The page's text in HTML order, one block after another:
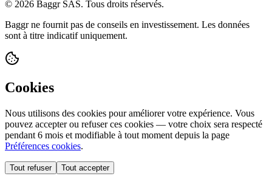
© 2026 Baggr SAS. Tous droits réservés.
Baggr ne fournit pas de conseils en investissement. Les données
sont à titre indicatif uniquement.
Cookies
Nous utilisons des cookies pour améliorer votre expérience. Vous
pouvez accepter ou refuser ces cookies — votre choix sera respecté
pendant 6 mois et modifiable à tout moment depuis la page
Préférences cookies.
Tout refuser Tout accepter